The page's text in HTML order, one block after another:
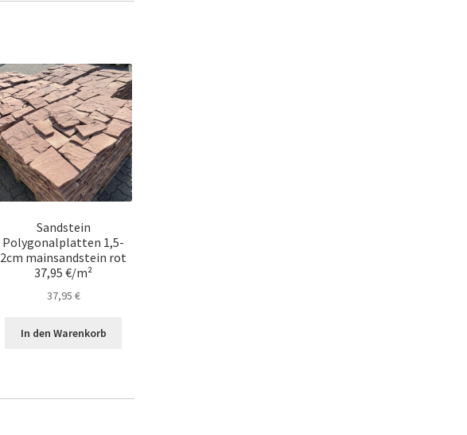
Sandstein
Polygonalplatten 1,5-
2cm mainsandstein rot
37,95 €/m²
37,95 €
In den Warenkorb